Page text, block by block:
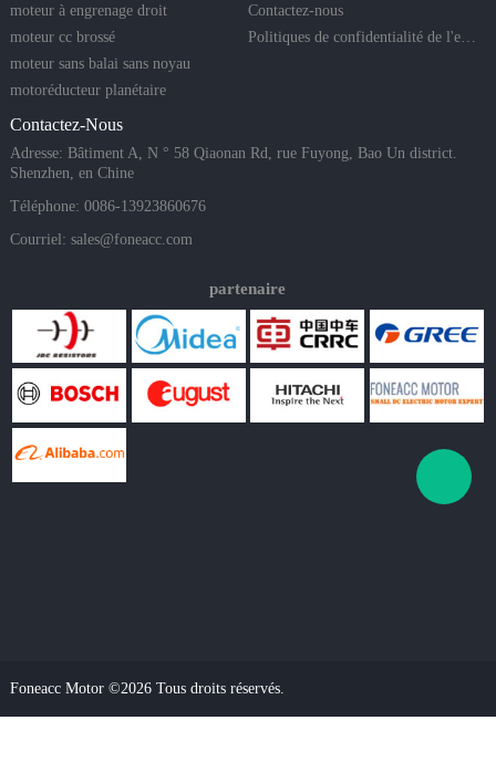
moteur à engrenage droit
moteur cc brossé
moteur sans balai sans noyau
motoréducteur planétaire
Contactez-nous
Politiques de confidentialité de l'entreprise
Contactez-Nous
Adresse: Bâtiment A, N ° 58 Qiaonan Rd, rue Fuyong, Bao Un district.
Shenzhen, en Chine
Téléphone: 0086-13923860676
Courriel: sales@foneacc.com
partenaire
Foneacc Motor ©2026 Tous droits réservés.